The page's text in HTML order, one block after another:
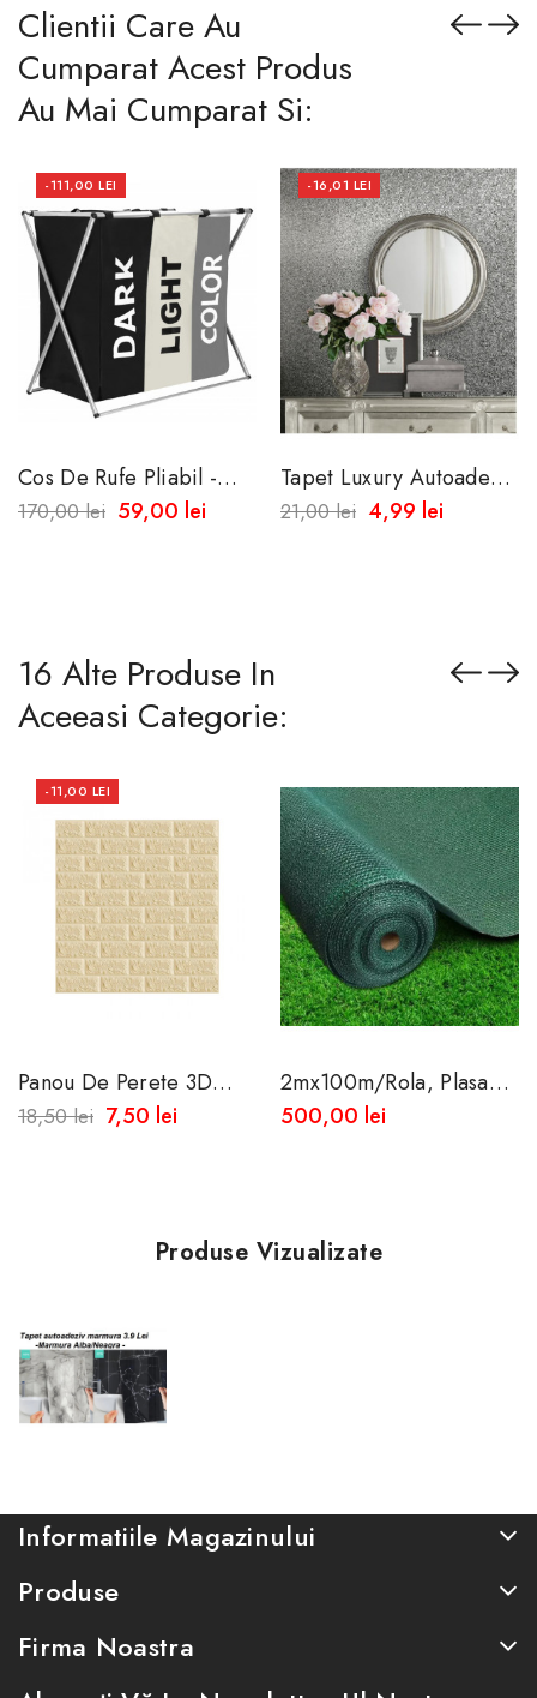
Clientii Care Au
Cumparat Acest Produs
Au Mai Cumparat Si:
-111,00 LEI
Cos De Rufe Pliabil -
Trei Compartimente -
65 X 37 X 58 Cm
170,00 lei 59,00 lei
-16,01 LEI
Tapet Luxury Autoadeziv
Argintiu 60x50cm -
Textura Metalica
21,00 lei 4,99 lei
16 Alte Produse In
Aceeasi Categorie:
-11,00 LEI
Panou De Perete 3D
Autoadeziv Din Spuma
Moale
18,50 lei 7,50 lei
2mx100m/Rola, Plasa
Opaca De Umbrire 85%
500,00 lei
Produse Vizualizate
Informatiile Magazinului
Produse
Firma Noastra